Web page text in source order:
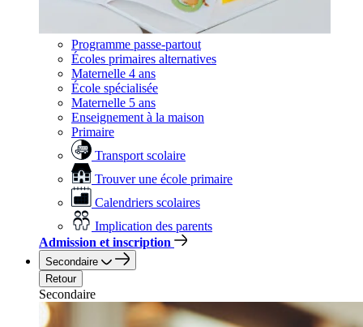
Programme passe-partout
Écoles primaires alternatives
Maternelle 4 ans
École spécialisée
Maternelle 5 ans
Enseignement à la maison
Primaire
Transport scolaire
Trouver une école primaire
Calendriers scolaires
Implication des parents
Admission et inscription
Secondaire
Retour
Secondaire